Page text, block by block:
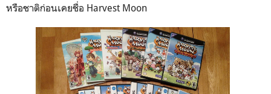
หรือชาติก่อนเคยชื่อ Harvest Moon